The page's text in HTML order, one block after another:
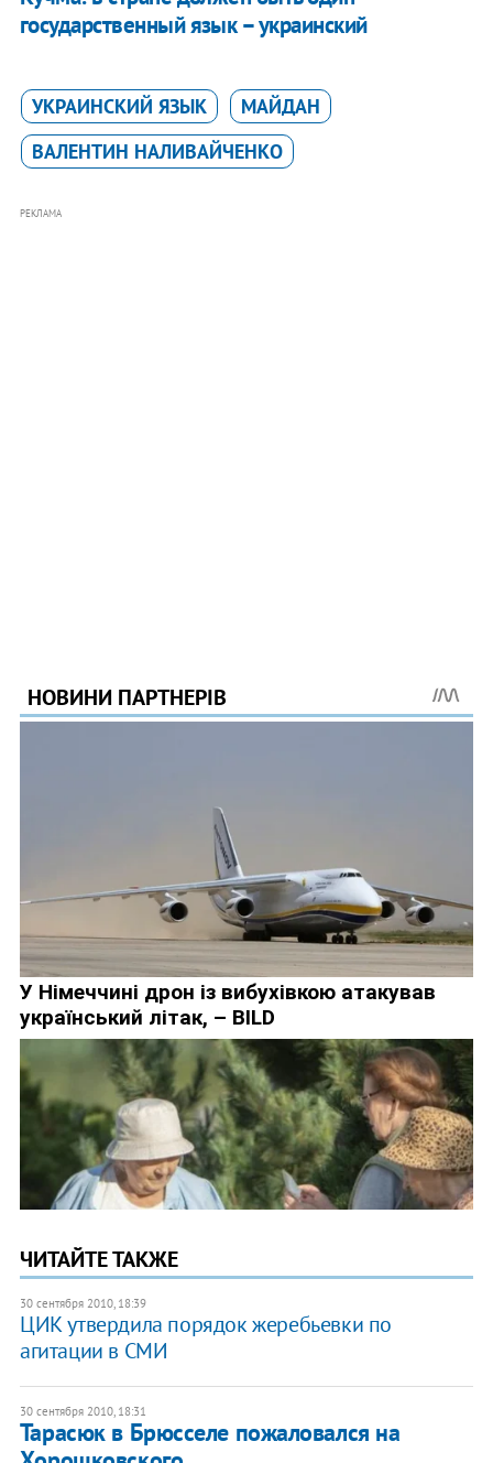
государственный язык – украинский
УКРАИНСКИЙ ЯЗЫК
МАЙДАН
ВАЛЕНТИН НАЛИВАЙЧЕНКО
РЕКЛАМА
ЧИТАЙТЕ ТАКЖЕ
30 сентября 2010, 18:39
ЦИК утвердила порядок жеребьевки по
агитации в СМИ
30 сентября 2010, 18:31
Тарасюк в Брюсселе пожаловался на